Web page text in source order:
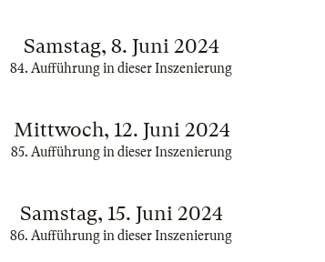
Samstag, 8. Juni 2024
84. Aufführung in dieser Inszenierung
Mittwoch, 12. Juni 2024
85. Aufführung in dieser Inszenierung
Samstag, 15. Juni 2024
86. Aufführung in dieser Inszenierung